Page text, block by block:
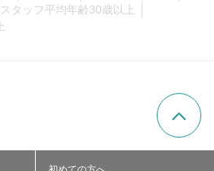
スタッフ平均年齢30歳以上